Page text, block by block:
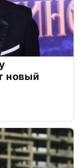
новый